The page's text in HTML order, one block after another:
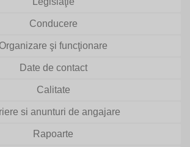
Conducere
Organizare şi funcţionare
Date de contact
Calitate
si anunturi de angajare
Rapoarte